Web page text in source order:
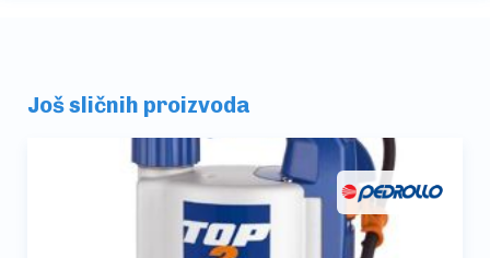
Još sličnih proizvoda